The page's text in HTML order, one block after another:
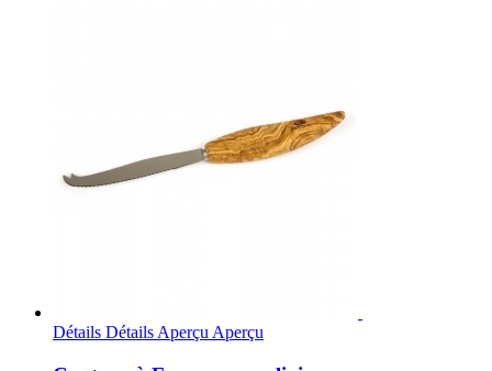
Détails Détails Aperçu Aperçu